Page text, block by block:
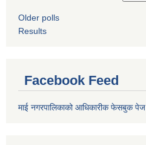
Older polls
Results
Facebook Feed
माई नगरपालिकाको आधिकारीक फेसबुक पेज